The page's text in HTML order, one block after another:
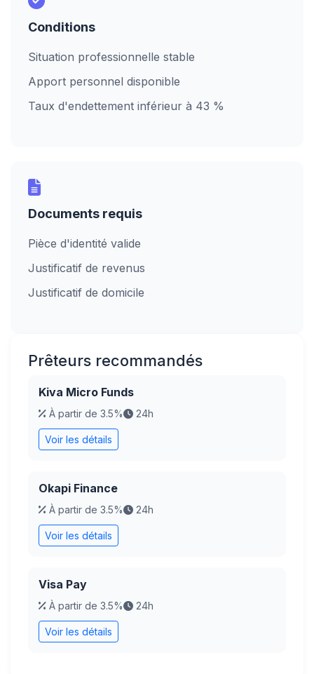
Conditions
Situation professionnelle stable
Apport personnel disponible
Taux d'endettement inférieur à 43 %
Documents requis
Pièce d'identité valide
Justificatif de revenus
Justificatif de domicile
Prêteurs recommandés
Kiva Micro Funds
À partir de 3.5% 24h
Voir les détails
Okapi Finance
À partir de 3.5% 24h
Voir les détails
Visa Pay
À partir de 3.5% 24h
Voir les détails